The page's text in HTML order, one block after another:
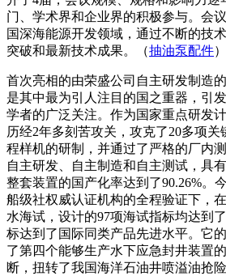
门、学术界和企业界的积极参与。会
国深海能源开发领域，通过不断的技
突破和最新技术成果。（抽油泵配件）
首次亮相的由荣盛公司自主研发制造
是其中最为引人注目的国之重器，引
学者的广泛关注。作为国家重点研发
历经2年多刻苦攻关，攻克了20多项
程样机的研制，并通过了严格的厂内
自主研发、自主制造和自主测试，具
整套装置的国产化率达到了90.26%。
船级社权威认证机构的全程验证下，
水海试，设计的97项海试指标均达到
标达到了国际同类产品先进水平。它
了第四个能够生产水下应急封井装置
断，扭转了我国海洋石油井喷溢油抢